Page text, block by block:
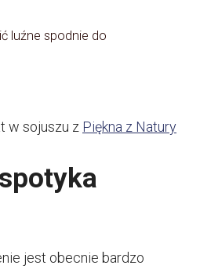
luźne spodnie do
w sojuszu z Piękna z Natury
jest obecnie bardzo